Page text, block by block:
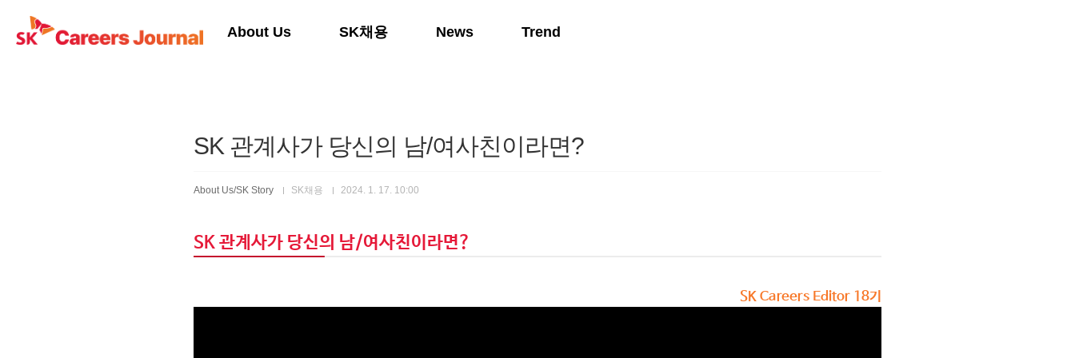
About Us SK채용 News Trend
SK 관계사가 당신의 남/여사친이라면?
About Us/SK Story SK채용 2024. 1. 17. 10:00
SK 관계사가 당신의 남/여사친이라면?
SK Careers Editor 18기